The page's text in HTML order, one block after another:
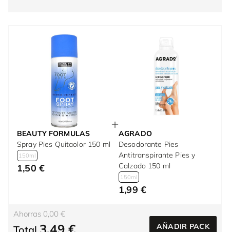
BEAUTY FORMULAS
Spray Pies Quitaolor 150 ml
150ml
1,50 €
AGRADO
Desodorante Pies
Antitranspirante Pies y
Calzado 150 ml
150ml
1,99 €
Ahorras 0,00 €
3,49 € AÑADIR PACK